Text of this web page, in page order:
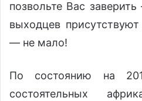
позвольте Вас
выходцев
— не мало!
По состоянию на
состоятельных